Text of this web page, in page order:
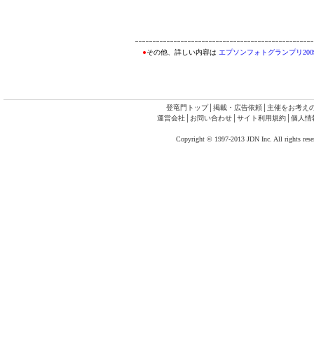
●その他、詳しい内容は エプソンフォトグランプリ
登竜門トップ│ 掲載・広告依頼
主催をお考え
運営会社│ お問い合わせ│ サイト利用規約│ 個人情
Copyright © 1997-2013 JDN Inc. All rights